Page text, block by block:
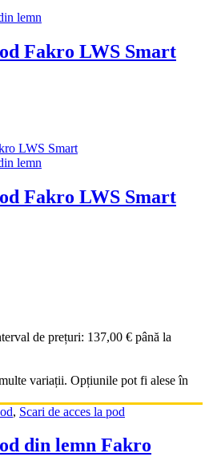
lemn
Fakro LWS Smart
lemn
Fakro LWS Smart
de prețuri: 137,00 € până la
variații. Opțiunile pot fi alese în
, Scari de acces la pod
din lemn Fakro